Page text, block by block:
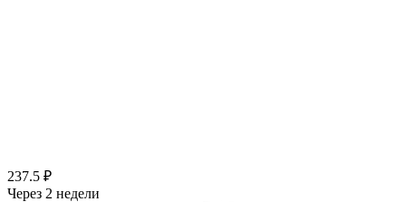
237.5 ₽
Через 2 недели